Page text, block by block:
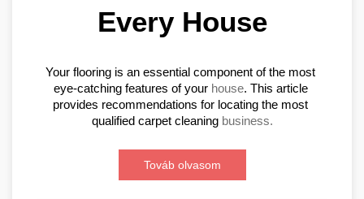
Every House
Your flooring is an essential component of the most
eye-catching features of your house. This article
provides recommendations for locating the most
qualified carpet cleaning business.
Továb olvasom